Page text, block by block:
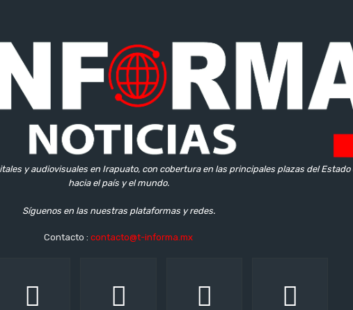
y audiovisuales en Irapuato, con cobertura en las principales plazas del Estado
hacia el país y el mundo.
Síguenos en las nuestras plataformas y redes.
Contacto : contacto@t-informa.mx